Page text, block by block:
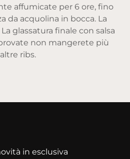
affumicate per 6 ore, fino
da acquolina in bocca. La
glassatura finale con salsa
non mangerete più
altre ribs.
in esclusiva